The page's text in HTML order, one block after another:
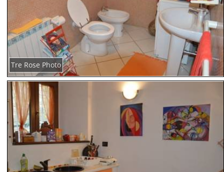
Tre Rose Photo